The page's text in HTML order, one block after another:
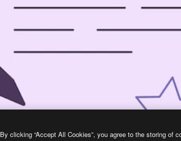
By clicking “Accept All Cookies”, you agree to the storing of